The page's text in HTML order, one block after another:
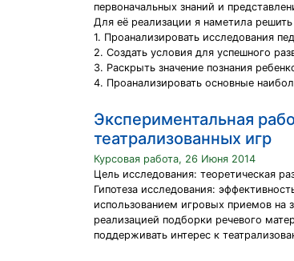
первоначальных знаний и
Для её реализации я наметила решить
1. Проанализировать исследования
2. Создать условия для успешного
3. Раскрыть значение познания
4. Проанализировать основные
Экспериментальная
театрализованных игр
Курсовая работа, 26 Июня 2014
Цель исследования: теоретическая
Гипотеза исследования:
использованием игровых приемов на
реализацией подборки речевого
поддерживать интерес к